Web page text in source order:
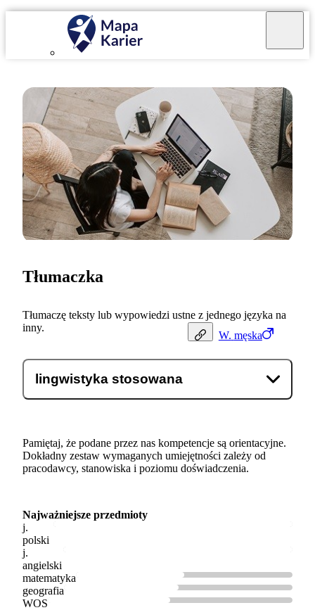
W. męska
Tłumaczka
Tłumaczę teksty lub wypowiedzi ustne z jednego języka na
inny.
lingwistyka stosowana
Pamiętaj, że podane przez nas kompetencje są orientacyjne.
Dokładny zestaw wymaganych umiejętności zależy od
pracodawcy, stanowiska i poziomu doświadczenia.
Najważniejsze przedmioty
j.
polski
j.
angielski
matematyka
geografia
WOS